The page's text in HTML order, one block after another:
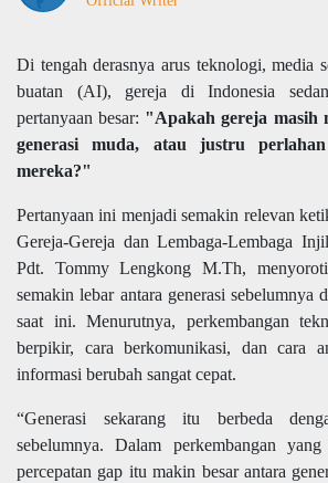
Di tengah derasnya arus teknologi, media
buatan (AI), gereja di Indonesia
pertanyaan besar: "Apakah gereja masih
generasi muda, atau justru
mereka?"
Pertanyaan ini menjadi semakin relevan
Gereja-Gereja dan Lembaga-Lembaga
Pdt. Tommy Lengkong M.Th,
semakin lebar antara generasi sebelumnya
saat ini. Menurutnya, perkembangan
berpikir, cara berkomunikasi, dan cara
informasi berubah sangat cepat.
“Generasi sekarang itu berbeda
sebelumnya. Dalam perkembangan
percepatan gap itu makin besar antara